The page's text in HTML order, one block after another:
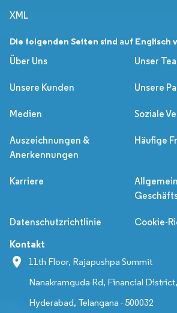
XML
Die folgenden Seiten sind auf Englisch
Über Uns
Unser
Unsere Kunden Unsere
Medien Soziale
Auszeichnungen &
Anerkennungen
Häufige
Karriere
Datenschutzrichtlinie Cookie-
Kontakt
11th Floor, Rajapushpa Summit
Nanakramguda Rd, Financial
Hyderabad, Telangana - 500032